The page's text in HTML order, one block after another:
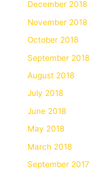
December 2018
November 2018
October 2018
September 2018
August 2018
July 2018
June 2018
May 2018
March 2018
September 2017